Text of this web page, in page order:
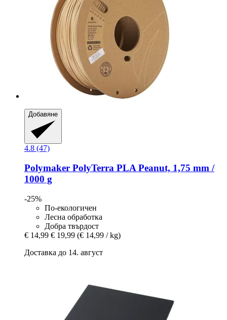
Добавяне
4.8 (47)
Polymaker PolyTerra PLA Peanut, 1,75 mm /
1000 g
-25%
По-екологичен
Лесна обработка
Добра твърдост
€ 14,99 € 19,99 (€ 14,99 / kg)
Доставка до 14. август